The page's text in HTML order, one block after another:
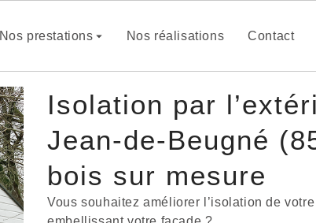
Nos prestations Nos réalisations Contact
Isolation par
Jean-de-Beugné
bois sur mesure
Vous souhaitez améliorer l’isolation de